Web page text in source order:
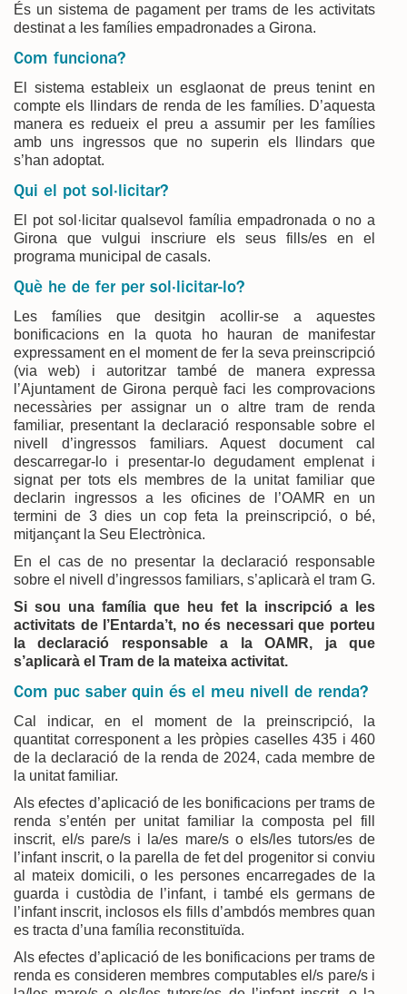
És un sistema de pagament per trams de les activitats
destinat a les famílies empadronades a Girona.
Com funciona?
El sistema estableix un esglaonat de preus tenint en
compte els llindars de renda de les famílies. D’aquesta
manera es redueix el preu a assumir per les famílies
amb uns ingressos que no superin els llindars que
s’han adoptat.
Qui el pot sol·licitar?
El pot sol·licitar qualsevol família empadronada o no a
Girona que vulgui inscriure els seus fills/es en el
programa municipal de casals.
Què he de fer per sol·licitar-lo?
Les famílies que desitgin acollir-se a aquestes
bonificacions en la quota ho hauran de manifestar
expressament en el moment de fer la seva preinscripció
(via web) i autoritzar també de manera expressa
l’Ajuntament de Girona perquè faci les comprovacions
necessàries per assignar un o altre tram de renda
familiar, presentant la declaració responsable sobre el
nivell d’ingressos familiars. Aquest document cal
descarregar-lo i presentar-lo degudament emplenat i
signat per tots els membres de la unitat familiar que
declarin ingressos a les oficines de l’OAMR en un
termini de 3 dies un cop feta la preinscripció, o bé,
mitjançant la Seu Electrònica.
En el cas de no presentar la declaració responsable
sobre el nivell d’ingressos familiars, s’aplicarà el tram G.
Si sou una família que heu fet la inscripció a les
activitats de l’Entarda’t, no és necessari que porteu
la declaració responsable a la OAMR, ja que
s’aplicarà el Tram de la mateixa activitat.
Com puc saber quin és el meu nivell de renda?
Cal indicar, en el moment de la preinscripció, la
quantitat corresponent a les pròpies caselles 435 i 460
de la declaració de la renda de 2024, cada membre de
la unitat familiar.
Als efectes d’aplicació de les bonificacions per trams de
renda s’entén per unitat familiar la composta pel fill
inscrit, el/s pare/s i la/es mare/s o els/les tutors/es de
l’infant inscrit, o la parella de fet del progenitor si conviu
al mateix domicili, o les persones encarregades de la
guarda i custòdia de l’infant, i també els germans de
l’infant inscrit, inclosos els fills d’ambdós membres quan
es tracta d’una família reconstituïda.
Als efectes d’aplicació de les bonificacions per trams de
renda es consideren membres computables el/s pare/s i